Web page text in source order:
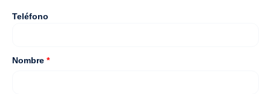
Teléfono
Nombre *